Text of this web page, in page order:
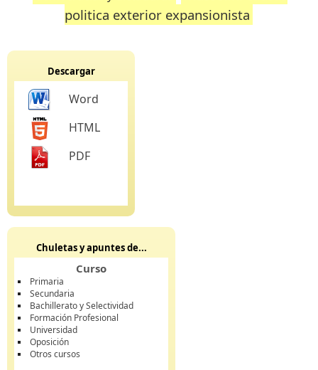
politica exterior expansionista
Descargar
Word
HTML
PDF
Chuletas y apuntes de...
Curso
Primaria
Secundaria
Bachillerato y Selectividad
Formación Profesional
Universidad
Oposición
Otros cursos